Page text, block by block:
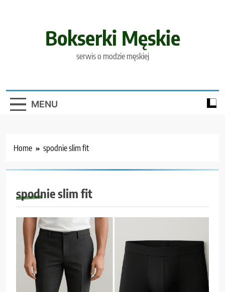
Bokserki Męskie
serwis o modzie męskiej
MENU
Home spodnie slim fit
spodnie slim fit